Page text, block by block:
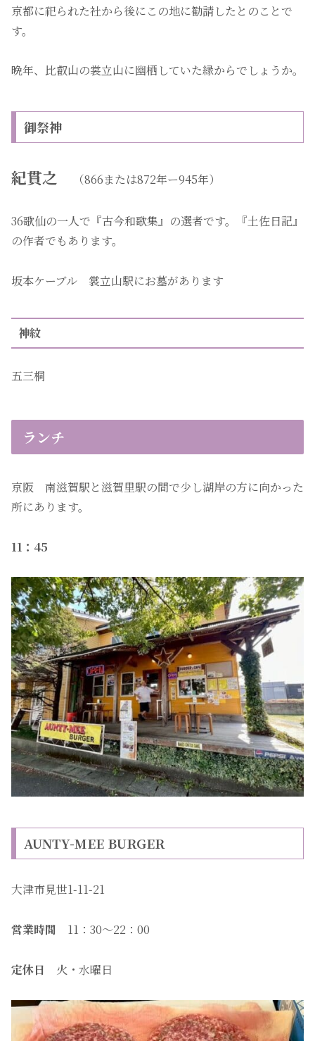
京都に祀られた社から後にこの地に勧請したとのことで
す。
晩年、比叡山の裳立山に幽栖していた縁からでしょうか。
御祭神
紀貫之 （866または872年ー945年）
36歌仙の一人で『古今和歌集』の選者です。『土佐日記』
の作者でもあります。
坂本ケーブル 裳立山駅にお墓があります
神紋
五三桐
ランチ
京阪 南滋賀駅と滋賀里駅の間で少し湖岸の方に向かった
所にあります。
11：45
AUNTY-MEE BURGER
大津市見世1-11-21
営業時間 11：30〜22：00
定休日 火・水曜日